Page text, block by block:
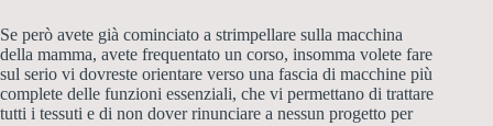
Se però avete già cominciato a strimpellare sulla macchina
della mamma, avete frequentato un corso, insomma volete fare
sul serio vi dovreste orientare verso una fascia di macchine più
complete delle funzioni essenziali, che vi permettano di trattare
tutti i tessuti e di non dover rinunciare a nessun progetto per